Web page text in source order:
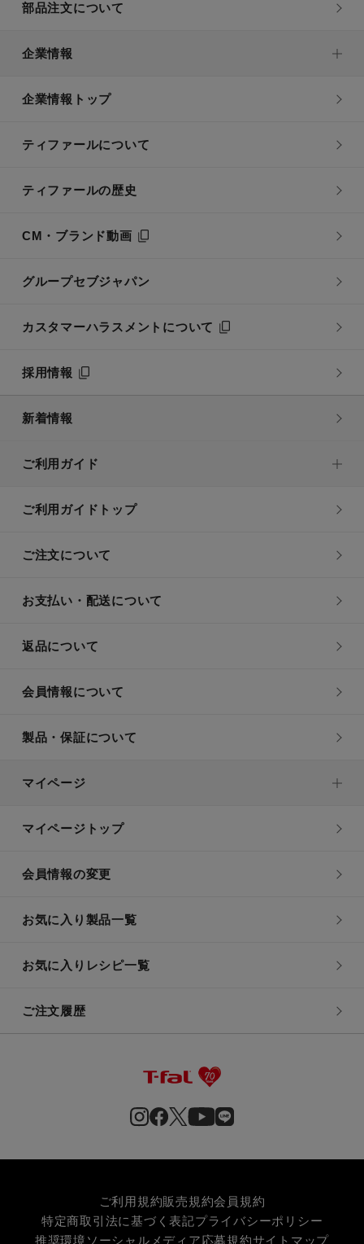
部品注文について
企業情報
企業情報トップ
ティファールについて
ティファールの歴史
CM・ブランド動画
グループセブジャパン
カスタマーハラスメントについて
採用情報
新着情報
ご利用ガイド
ご利用ガイドトップ
ご注文について
お支払い・配送について
返品について
会員情報について
製品・保証について
マイページ
マイページトップ
会員情報の変更
お気に入り製品一覧
お気に入りレシピ一覧
ご注文履歴
ご利用規約販売規約会員規約
特定商取引法に基づく表記プライバシーポリシー
推奨環境 ソーシャルメディア応募規約サイトマップ